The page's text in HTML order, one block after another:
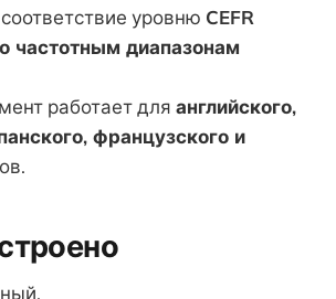
уровню CEFR
частотным диапазонам
работает для английского,
французского и